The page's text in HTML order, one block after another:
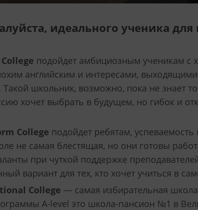
идеального ученика
подойдет амбициозным ученикам с
английским и интересами,
Такой школьник, возможно, пока не знает
хочет выбрать в будущем, но гибок и
College подойдет ребятам, успеваемость
не самая блестящая, но они готовы
при чуткой поддержке
вариант для тех, кто хочет учиться в
College — самая избирательная
A-level это школа-пансион №1 в